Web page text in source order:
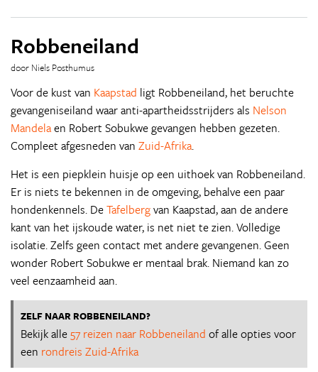
Robbeneiland
door Niels Posthumus
Voor de kust van Kaapstad ligt Robbeneiland, het beruchte
gevangeniseiland waar anti-apartheidsstrijders als Nelson
Mandelaen Robert Sobukwe gevangen hebben gezeten.
Compleet afgesneden van Zuid-Afrika.
Het is een piepklein huisje op een uithoek van Robbeneiland.
Er is niets te bekennen in de omgeving, behalve een paar
hondenkennels. DeTafelbergvan Kaapstad, aan de andere
kant van het ijskoude water, is net niet te zien. Volledige
isolatie. Zelfs geen contact met andere gevangenen. Geen
wonder Robert Sobukwe er mentaal brak. Niemand kan zo
veel eenzaamheid aan.
ZELF NAAR ROBBENEILAND?
Bekijk alle57 reizen naar Robbeneiland of alle opties voor
een rondreis Zuid-Afrika